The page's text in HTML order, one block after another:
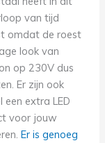
van tijd
omdat de roest
look van
op 230V dus
Er zijn ook
extra LED
voor jouw
Er is genoeg